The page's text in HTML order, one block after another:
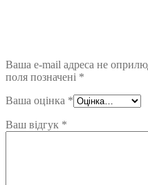
Ваша e-mail адреса не
поля позначені *
Ваша оцінка *
Ваш відгук *